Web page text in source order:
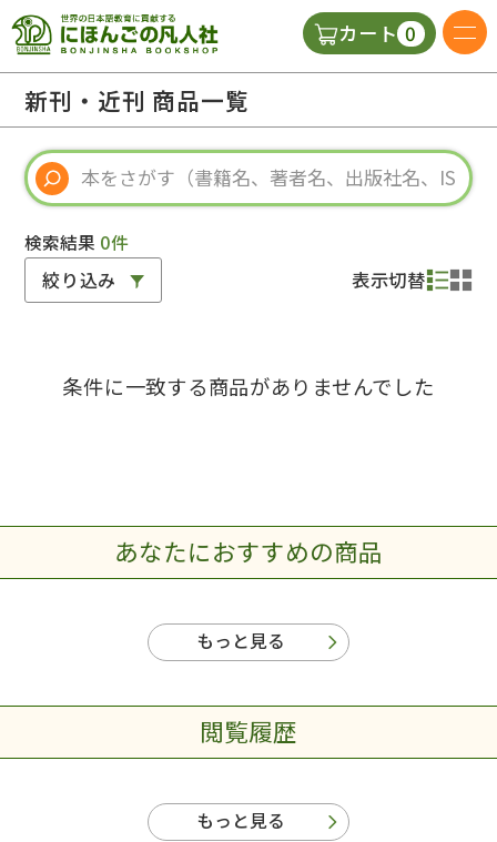
カート 0
視聴覚・補助教材
教師用参考書
新刊・近刊 商品一覧
検索結果 0件
絞り込み 表示切替
条件に一致する商品がありませんでした
あなたにおすすめの商品
もっと見る
閲覧履歴
もっと見る